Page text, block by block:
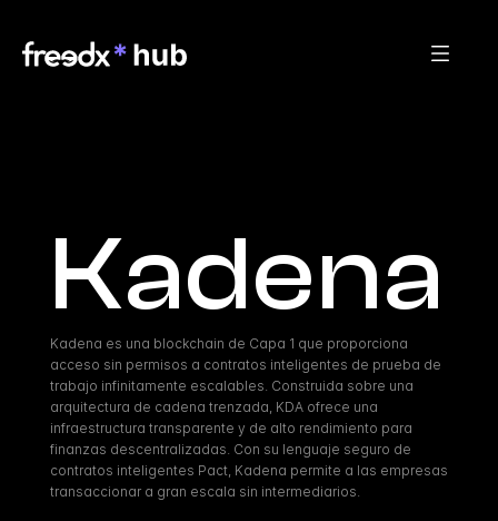
Kadena
Kadena es una blockchain de Capa 1 que proporciona
acceso sin permisos a contratos inteligentes de prueba de
trabajo infinitamente escalables. Construida sobre una
arquitectura de cadena trenzada, KDA ofrece una
infraestructura transparente y de alto rendimiento para
finanzas descentralizadas. Con su lenguaje seguro de
contratos inteligentes Pact, Kadena permite a las empresas
transaccionar a gran escala sin intermediarios.